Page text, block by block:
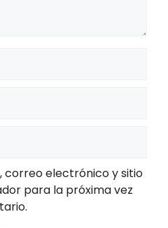
correo electrónico y sitio
para la próxima vez